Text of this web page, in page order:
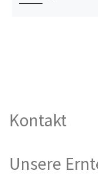
Kontakt
Unsere